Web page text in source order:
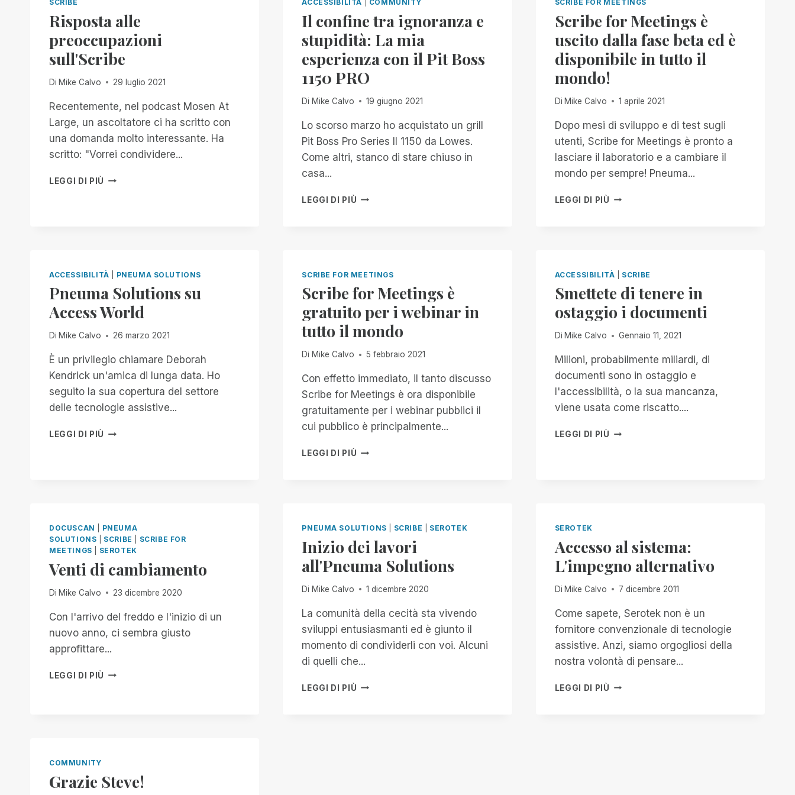
SCRIBE
Risposta alle
preoccupazioni
sull'Scribe
Di Mike Calvo 29 luglio 2021
Recentemente, nel podcast Mosen At
Large, un ascoltatore ci ha scritto con
una domanda molto interessante. Ha
scritto: "Vorrei condividere...
LEGGI DI PIÙ RISPOSTA
ACCESSIBILITÀ COMMUNITY
Il confine tra ignoranza e
stupidità: La mia
esperienza con il Pit Boss
1150 PRO
Di Mike Calvo 19 giugno 2021
Lo scorso marzo ho acquistato un grill
Pit Boss Pro Series II 1150 da Lowes.
Come altri, stanco di stare chiuso in
casa...
LEGGI DI PIÙ IL
LA
ESPERIENZA
CON
IL
PIT
1150
SCRIBE FOR MEETINGS
Scribe for Meetings è
uscito dalla fase beta ed è
disponibile in tutto il
mondo!
Di Mike Calvo 1 aprile 2021
Dopo mesi di sviluppo e di test sugli
utenti, Scribe for Meetings è pronto a
lasciare il laboratorio e a cambiare il
mondo per sempre! Pneuma...
LEGGI DI PIÙ SCRIBE
FASE
ED
È
DISPONIBILE
IN
IL
MONDO!
ACCESSIBILITÀ PNEUMA SOLUTIONS
Pneuma Solutions su
Access World
Di Mike Calvo 26 marzo 2021
È un privilegio chiamare Deborah
Kendrick un'amica di lunga data. Ho
seguito la sua copertura del settore
delle tecnologie assistive...
LEGGI DI PIÙ PNEUMA
SCRIBE FOR MEETINGS
Scribe for Meetings è
gratuito per i webinar in
tutto il mondo
Di Mike Calvo 5 febbraio 2021
Con effetto immediato, il tanto discusso
Scribe for Meetings è ora disponibile
gratuitamente per i webinar pubblici il
cui pubblico è principalmente...
LEGGI DI PIÙ SCRIBE
I
IN
TUTTO
IL
MONDO
ACCESSIBILITÀ SCRIBE
Smettete di tenere in
ostaggio i documenti
Di Mike Calvo Gennaio 11, 2021
Milioni, probabilmente miliardi, di
documenti sono in ostaggio e
l'accessibilità, o la sua mancanza,
viene usata come riscatto....
LEGGI DI PIÙ SMETTETE
DOCUSCAN
PNEUMA
SOLUTIONS
SCRIBE
SCRIBE FOR
MEETINGS
SEROTEK
Venti di cambiamento
Di Mike Calvo 23 dicembre 2020
Con l'arrivo del freddo e l'inizio di un
nuovo anno, ci sembra giusto
approfittare...
LEGGI DI PIÙ VENTI
PNEUMA SOLUTIONS SCRIBE SEROTEK
Inizio dei lavori
all'Pneuma Solutions
Di Mike Calvo 1 dicembre 2020
La comunità della cecità sta vivendo
sviluppi entusiasmanti ed è giunto il
momento di condividerli con voi. Alcuni
di quelli che...
LEGGI DI PIÙ INIZIO
SEROTEK
Accesso al sistema:
L'impegno alternativo
Di Mike Calvo 7 dicembre 2011
Come sapete, Serotek non è un
fornitore convenzionale di tecnologie
assistive. Anzi, siamo orgogliosi della
nostra volontà di pensare...
LEGGI DI PIÙ ACCESSO
COMMUNITY
Grazie Steve!